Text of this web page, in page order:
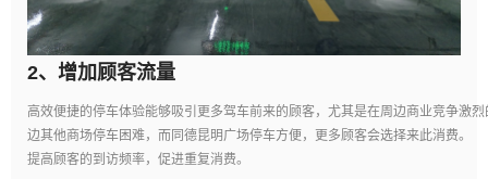
2、 增加顾客流量
高效便捷的停车体验能够吸引更多驾车前来的顾客，尤其是在周边商业竞争激
边其他商场停车困难，而同德昆明广场停车方便，更多顾客会选择来此消费。
提高顾客的到访频率，促进重复消费。